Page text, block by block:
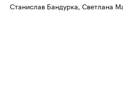
Станислав Бандурка, Светлана